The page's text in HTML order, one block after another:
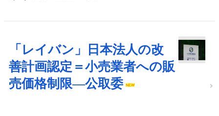
「レイバン」日本法人の改
善計画認定＝小売業者への販
売価格制限―公取委